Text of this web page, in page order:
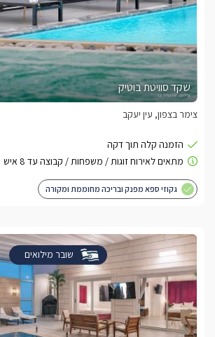
שקד סוויטת בוטיק
צימר בצפון, עין יעקב
גקוזי ספא מפנק ובריכה מחוממת ומקורה
שובר מילואים